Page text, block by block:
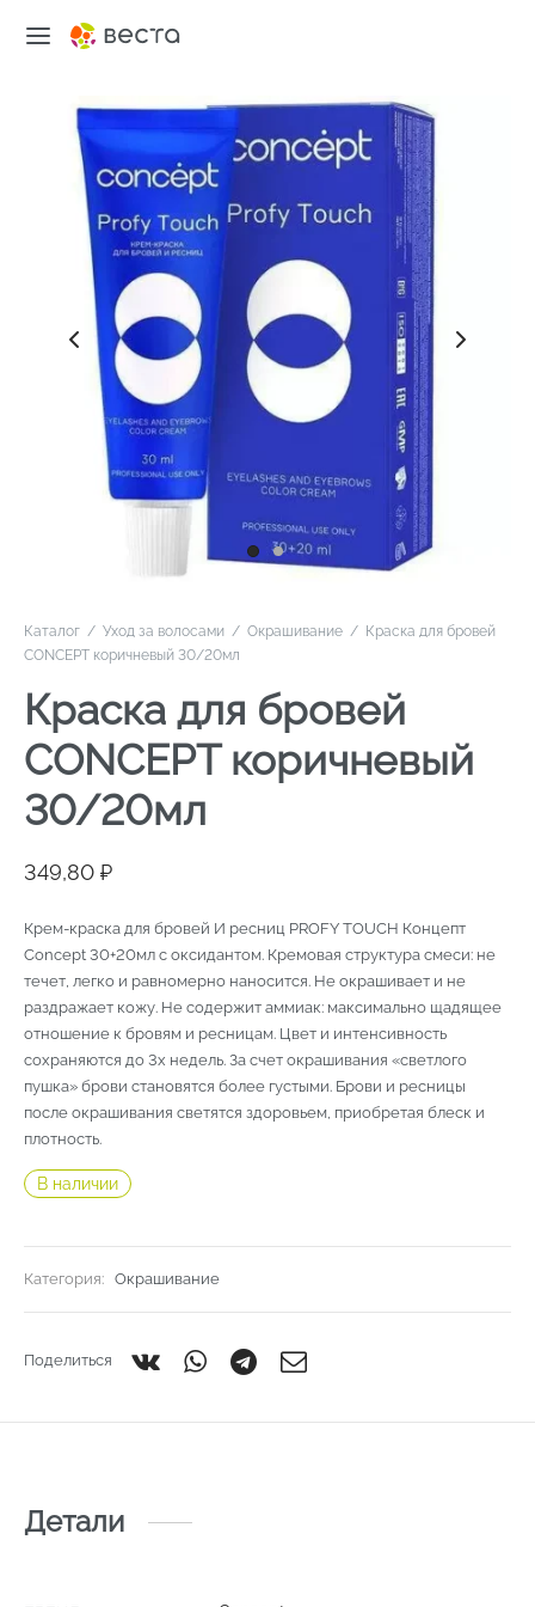
Каталог / Уход за волосами / Окрашивание / Краска для бровей
CONCEPT коричневый 30/20мл
Краска для бровей
CONCEPT коричневый
30/20мл
349,80 ₽
Крем-краска для бровей И ресниц PROFY TOUCH Концепт
Concept 30+20мл с оксидантом. Кремовая структура смеси: не
течет, легко и равномерно наносится. Не окрашивает и не
раздражает кожу. Не содержит аммиак: максимально щадящее
отношение к бровям и ресницам. Цвет и интенсивность
сохраняются до 3х недель. За счет окрашивания «светлого
пушка» брови становятся более густыми. Брови и ресницы
после окрашивания светятся здоровьем, приобретая блеск и
плотность.
В наличии
Категория: Окрашивание
Поделиться
Детали